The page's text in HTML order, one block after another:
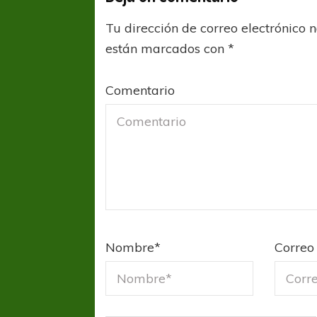
Tu dirección de correo electrónico
están marcados con*
Comentario
Nombre*
FÚTBOL FEMENINO
REGIONAL AMATEUR
Ajustada caída de Verónica en Alejandro
FÚTBOL
Verónica jugará